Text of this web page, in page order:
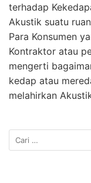
terhadap
Akustik suatu
Para Konsumen
Kontraktor atau
mengerti
kedap atau
melahirkan